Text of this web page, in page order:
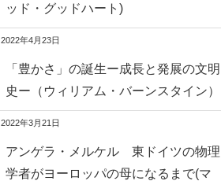
ッド・グッドハート)
2022年4月23日
「豊かさ」の誕生ー成長と発展の文明
史ー（ウィリアム・バーンスタイン）
2022年3月21日
アンゲラ・メルケル 東ドイツの物理
学者がヨーロッパの母になるまで(マ